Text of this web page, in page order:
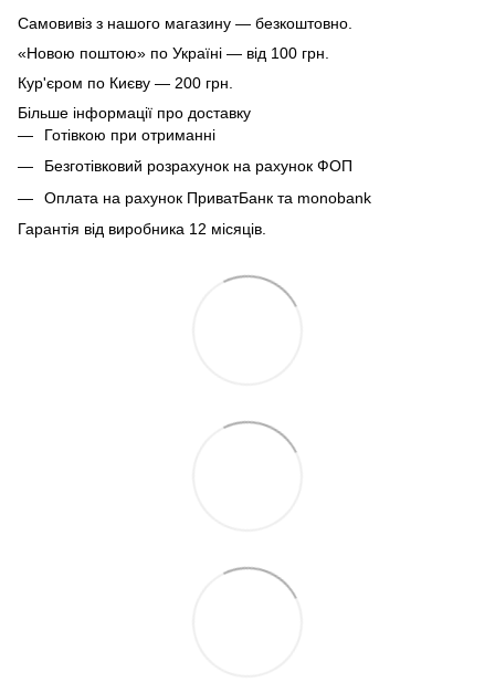
Самовивіз з нашого магазину — безкоштовно.
«Новою поштою» по Україні — від 100 грн.
Кур'єром по Києву — 200 грн.
Більше інформації про доставку
Готівкою при отриманні
Безготівковий розрахунок на рахунок ФОП
Оплата на рахунок ПриватБанк та monobank
Гарантія від виробника 12 місяців.